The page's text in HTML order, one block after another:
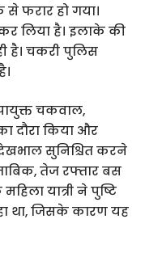
से फरार हो गया।
लिया है। इलाके की
है। चकरी पुलिस
चकवाल,
दौरा किया और
सुनिश्चित करने
तेज रफ्तार बस
यात्री ने पुष्टि
था, जिसके कारण यह